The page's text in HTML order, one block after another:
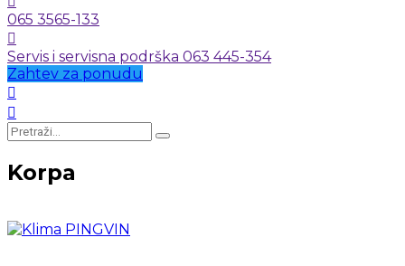
065 3565-133
Servis i servisna podrška 063 445-354
Zahtev za ponudu
Korpa